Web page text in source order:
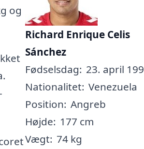
og
Richard Enrique Celis
Sánchez
Fødselsdag: 23. april
Nationalitet: Venezuela
Position: Angreb
Højde: 177 cm
Vægt: 74 kg